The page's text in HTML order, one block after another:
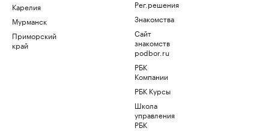
Карелия
Мурманск
Приморский
край
Рег.решения
Знакомства
Сайт
знакомств
podbor.ru
РБК
Компании
РБК Курсы
Школа
управления
РБК